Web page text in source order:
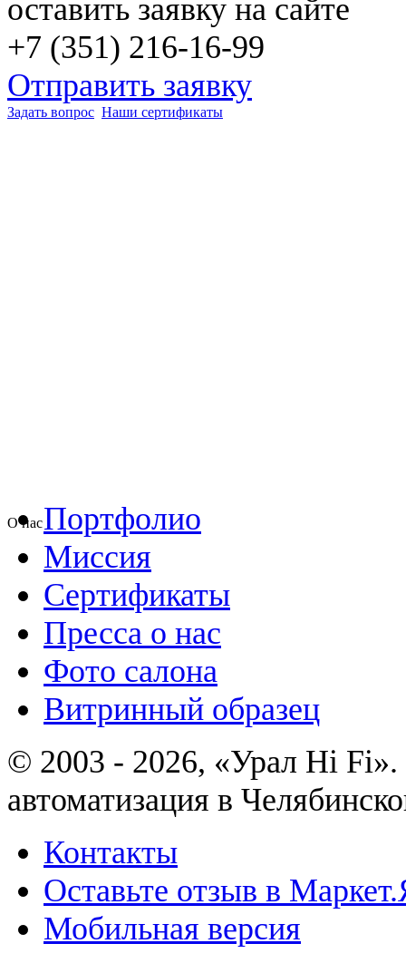
оставить заявку на сайте
+7 (351) 216-16-99
Отправить заявку
Задать вопрос Наши сертификаты
О насПортфолио
Миссия
Сертификаты
Пресса о нас
Фото салона
Витринный образец
© 2003 - 2026, «Урал Hi
автоматизация в
Контакты
Оставьте отзыв в
Мобильная версия